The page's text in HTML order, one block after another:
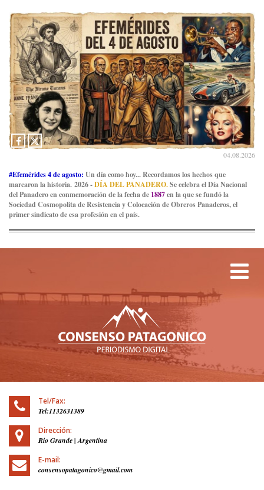
04.08.2026
#Efemérides 4 de agosto: Un día como hoy... Recordamos los hechos que
marcaron la historia. 2026 -DÍA DEL PANADERO.Se celebra el Día Nacional
del Panadero en conmemoración de la fecha de 1887en la que se fundó la
Sociedad Cosmopolita de Resistencia y Colocación de Obreros Panaderos, el
primer sindicato de esa profesión en el país.
Tel/Fax:
Tel:1132631389
Dirección:
Rio Grande | Argentina
E-mail:
consensopatagonico@gmail.com